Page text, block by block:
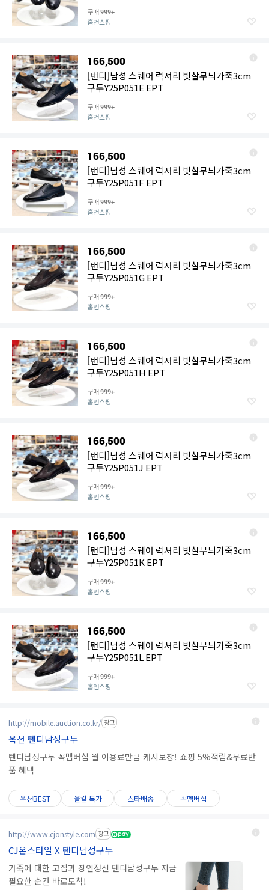
구매999+
홈앤쇼핑
166,500
[탠디]남성 스퀘어 럭셔리 빗살무늬가죽3cm
구두Y25P051E EPT
구매999+
홈앤쇼핑
166,500
[탠디]남성 스퀘어 럭셔리 빗살무늬가죽3cm
구두Y25P051F EPT
구매999+
홈앤쇼핑
166,500
[탠디]남성 스퀘어 럭셔리 빗살무늬가죽3cm
구두Y25P051G EPT
구매999+
홈앤쇼핑
166,500
[탠디]남성 스퀘어 럭셔리 빗살무늬가죽3cm
구두Y25P051H EPT
구매999+
홈앤쇼핑
166,500
[탠디]남성 스퀘어 럭셔리 빗살무늬가죽3cm
구두Y25P051J EPT
구매999+
홈앤쇼핑
166,500
[탠디]남성 스퀘어 럭셔리 빗살무늬가죽3cm
구두Y25P051K EPT
구매999+
홈앤쇼핑
166,500
[탠디]남성 스퀘어 럭셔리 빗살무늬가죽3cm
구두Y25P051L EPT
구매999+
홈앤쇼핑
http://mobile.auction.co.kr/ 광고
옥션 텐디남성구두
텐디남성구두 꼭멤버십 월 이용료만큼 캐시보장! 쇼핑 5%적립&무료반
품 혜택
옥션BEST 올킬 특가 스타배송 꼭멤버십
http://www.cjonstyle.com 광고
CJ온스타일 X 텐디남성구두
가죽에 대한 고집과 장인정신 텐디남성구두 지금
필요한 순간 바로도착!